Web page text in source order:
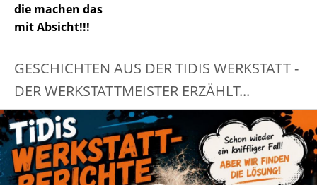
die machen das
mit Absicht!!!
GESCHICHTEN AUS DER TIDIS WERKSTATT -
DER WERKSTATTMEISTER ERZÄHLT...